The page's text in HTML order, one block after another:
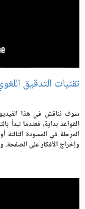
تقنيات التدقيق
سوف نناقش في هذا
القواعد بداية، فعندما
المرحلة في المسودة الثالثة
وإخراج الأفكار على الصفحة.